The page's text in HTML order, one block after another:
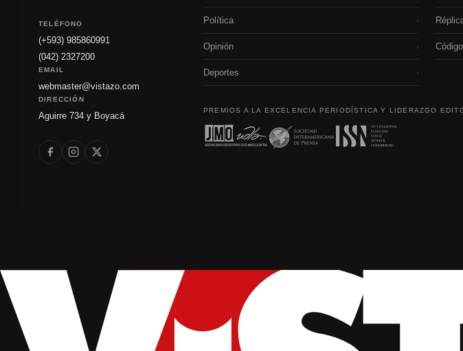
TELÉFONO
(+593) 985860991
(042) 2327200
EMAIL
webmaster@vistazo.com
DIRECCIÓN
Aguirre 734 y Boyacá
Política ›
Opinión ›
Deportes ›
PREMIOS A LA EXCELENCIA PERIODÍSTICA Y LIDERAZGO